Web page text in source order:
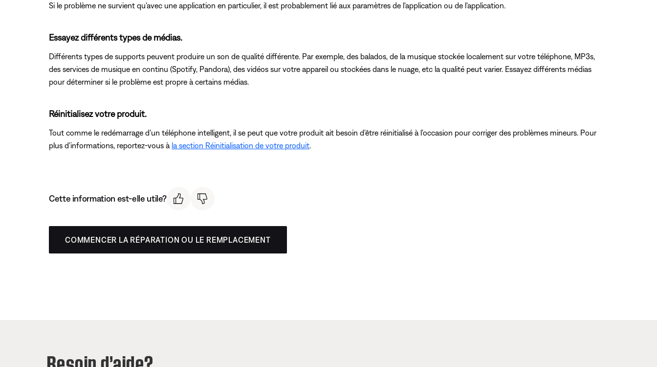
Si le problème ne survient qu'avec une application en particulier, il est probablement lié aux paramètres de l'application ou de l'application.
Essayez différents types de médias.
Différents types de supports peuvent produire un son de qualité différente. Par exemple, des balados, de la musique stockée localement sur votre téléphone, MP3s,
des services de musique en continu (Spotify, Pandora), des vidéos sur votre appareil ou stockées dans le nuage, etc la qualité peut varier. Essayez différents médias
pour déterminer si le problème est propre à certains médias.
Réinitialisez votre produit.
Tout comme le redémarrage d'un téléphone intelligent, il se peut que votre produit ait besoin d'être réinitialisé à l'occasion pour corriger des problèmes mineurs. Pour
plus d'informations, reportez-vous à la section Réinitialisation de votre produit
Cette information est-elle utile?
COMMENCER LA RÉPARATION OU LE REMPLACEMENT
Besoin d’aide?